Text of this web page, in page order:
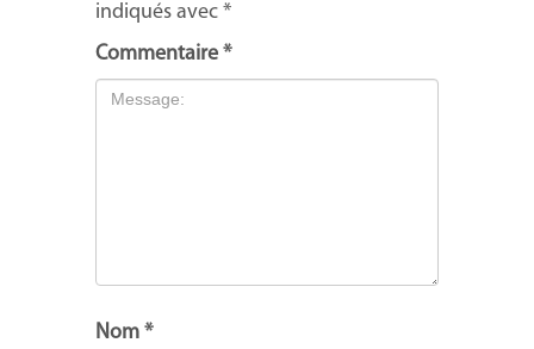
indiqués avec *
Commentaire *
Nom *